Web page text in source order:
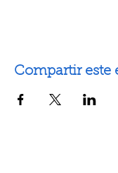
Compartir este